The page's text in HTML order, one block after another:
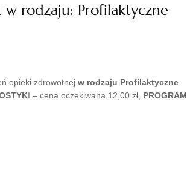
rodzaju: Profilaktyczne
opieki zdrowotnej w rodzaju Profilaktyczne
I – cena oczekiwana 12,00 zł, PROGRAM